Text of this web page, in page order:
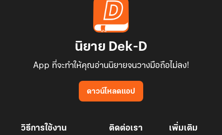
นิยาย Dek-D
App ที่จะทำให้คุณอ่านนิยายจนวางมือถือไม่ลง!
ดาวน์โหลดแอป
วิธีการใช้งาน ติดต่อเรา เพิ่มเติม